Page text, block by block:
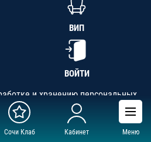
Сочи Клаб Кабинет Меню
ВИП
ВОЙТИ
и хранению персональных
данных
ОГРН 1142300002349,